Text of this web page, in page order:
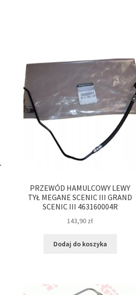
PRZEWÓD HAMULCOWY LEWY
TYŁ MEGANE SCENIC III GRAND
SCENIC III 463160004R
143,90 zł
Dodaj do koszyka